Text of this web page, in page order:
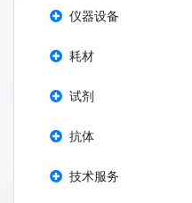
仪器设备
耗材
试剂
抗体
技术服务